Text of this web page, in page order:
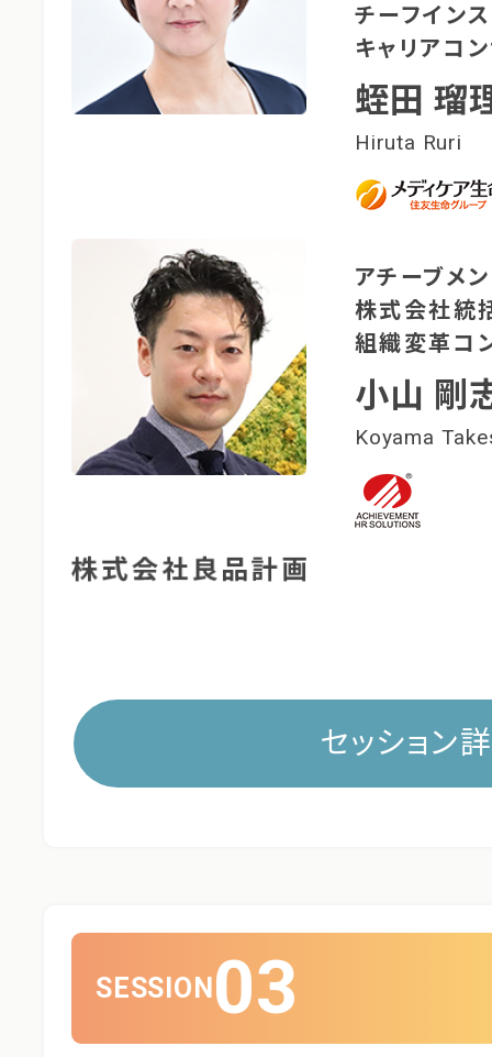
セッション
チーフイン
キャリアコ
蛭田 瑠
Hiruta Ruri
アチーブメ
株式会社​統
組織変革コ
小山 剛
Koyama
SESSION 03